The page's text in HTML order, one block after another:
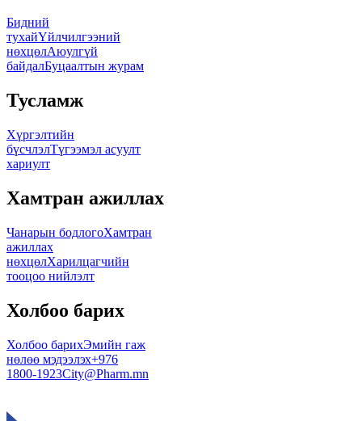
Бидний
тухайҮйлчилгээний
нөхцөлАюулгүй
байдалБуцаалтын журам
Тусламж
Хүргэлтийн
бүсчлэлТүгээмэл асуулт
хариулт
Хамтран ажиллах
Чанарын бодлогоХамтран
ажиллах
нөхцөлХарилцагчийн
тооцоо нийлэлт
Холбоо барих
Холбоо барихЭмийн гаж
нөлөө мэдээлэх+976
1800-1923City@Pharm.mn